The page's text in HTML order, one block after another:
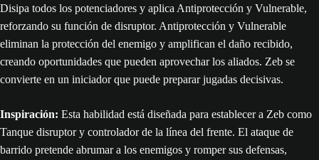
Disipa todos los potenciadores y aplica Antiprotección y Vulnerable,
reforzando su función de disruptor. Antiprotección y Vulnerable
eliminan la protección del enemigo y amplifican el daño recibido,
creando oportunidades que pueden aprovechar los aliados. Zeb se
convierte en un iniciador que puede preparar jugadas decisivas.
Inspiración: Esta habilidad está diseñada para establecer a Zeb como
Tanque disruptor y controlador de la línea del frente. El ataque de
barrido pretende abrumar a los enemigos y romper sus defensas,